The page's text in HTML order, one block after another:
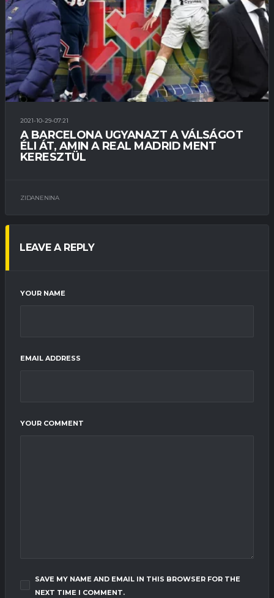
2021-10-29-07:21
A BARCELONA UGYANAZT A VÁLSÁGOT
ÉLI ÁT, AMIN A REAL MADRID MENT
KERESZTÜL
ZIDANENINA
LEAVE A REPLY
YOUR NAME
EMAIL ADDRESS
YOUR COMMENT
SAVE MY NAME AND EMAIL IN THIS BROWSER FOR THE
NEXT TIME I COMMENT.